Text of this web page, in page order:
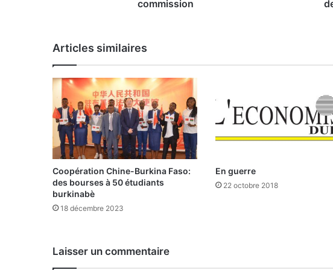
p
r
é
s
d
d
e
l
a
m
i
commission
a
e
:
Articles similaires
Coopération Chine-Burkina Faso:
des bourses à 50 étudiants
burkinabè
18 décembre 2023
En guerre
22 octobre 2018
Laisser un commentaire